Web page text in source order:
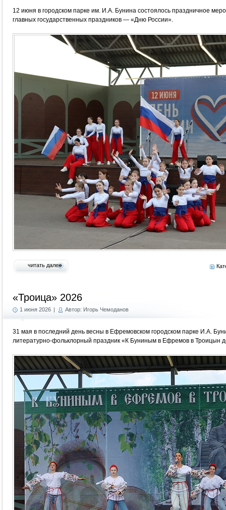
12 июня в городском парке им. И.А. Бунина состоялось праздничное
главных государственных праздников — «Дню России».
читать далее
«Троица» 2026
1 июня 2026 | Автор: Игорь Чемоданов
31 мая в последний день весны в Ефремовском городском парке И.А.
литературно-фольклорный праздник «К Буниным в Ефремов в Троицын